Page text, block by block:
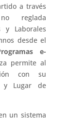
a través
reglada
y Laborales
desde el
e-
permite al
con su
y Lugar de
un sistema